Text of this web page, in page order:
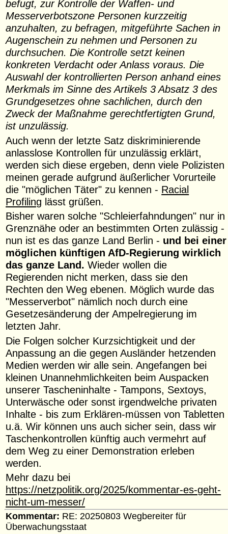
befugt, zur Kontrolle der Waffen- und
Messerverbotszone Personen kurzzeitig
anzuhalten, zu befragen, mitgeführte Sachen in
Augenschein zu nehmen und Personen zu
durchsuchen. Die Kontrolle setzt keinen
konkreten Verdacht oder Anlass voraus. Die
Auswahl der kontrollierten Person anhand eines
Merkmals im Sinne des Artikels 3 Absatz 3 des
Grundgesetzes ohne sachlichen, durch den
Zweck der Maßnahme gerechtfertigten Grund,
ist unzulässig.
Auch wenn der letzte Satz diskriminierende
anlasslose Kontrollen für unzulässig erklärt,
werden sich diese ergeben, denn viele Polizisten
meinen gerade aufgrund äußerlicher Vorurteile
die "möglichen Täter" zu kennen - Racial
Profiling lässt grüßen.
Bisher waren solche "Schleierfahndungen" nur in
Grenznähe oder an bestimmten Orten zulässig -
nun ist es das ganze Land Berlin - und bei einer
möglichen künftigen AfD-Regierung wirklich
das ganze Land. Wieder wollen die
Regierenden nicht merken, dass sie den
Rechten den Weg ebenen. Möglich wurde das
"Messerverbot" nämlich noch durch eine
Gesetzesänderung der Ampelregierung im
letzten Jahr.
Die Folgen solcher Kurzsichtigkeit und der
Anpassung an die gegen Ausländer hetzenden
Medien werden wir alle sein. Angefangen bei
kleinen Unannehmlichkeiten beim Auspacken
unserer Tascheninhalte - Tampons, Sextoys,
Unterwäsche oder sonst irgendwelche privaten
Inhalte - bis zum Erklären-müssen von Tabletten
u.ä. Wir können uns auch sicher sein, dass wir
Taschenkontrollen künftig auch vermehrt auf
dem Weg zu einer Demonstration erleben
werden.
Mehr dazu bei
https://netzpolitik.org/2025/kommentar-es-geht-
nicht-um-messer/
Kommentar: RE: 20250803 Wegbereiter für
Überwachungsstaat